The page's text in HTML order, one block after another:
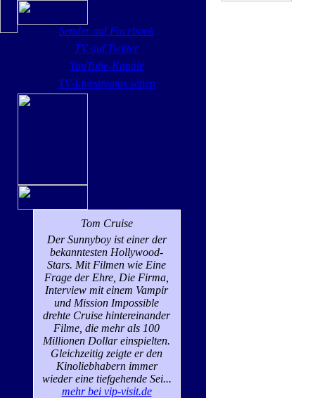
Sender auf Facebook
TV auf Twitter
YouTube-Kanäle
TV-Livestreams sehen
Tom Cruise
Der Sunnyboy ist einer der
bekanntesten Hollywood-
Stars. Mit Filmen wie Eine
Frage der Ehre, Die Firma,
Interview mit einem Vampir
und Mission Impossible
drehte Cruise hintereinander
Filme, die mehr als 100
Millionen Dollar einspielten.
Gleichzeitig zeigte er den
Kinoliebhabern immer
wieder eine tiefgehende Sei...
mehr bei vip-visit.de